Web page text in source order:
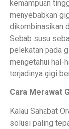
kemampuan
menyebabkan
dikombinasikan
Sebab susu
pelekatan pada
mengetahui hal-
terjadinya gigi
Cara Merawat
Kalau Sahabat
solusi paling